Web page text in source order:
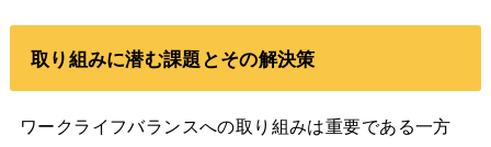
取り組みに潜む課題とその解決策
ワークライフバランスへの取り組みは重要である一方